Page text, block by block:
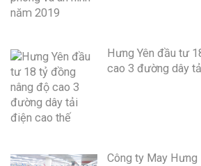
Hưng Yên đầu tư
cao 3 đường dây
Công ty May